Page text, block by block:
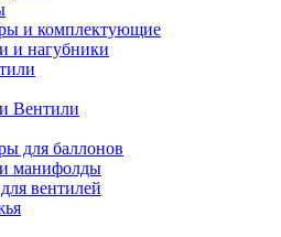
и комплектующие
и нагубники
Вентили
для баллонов
манифолды
вентилей